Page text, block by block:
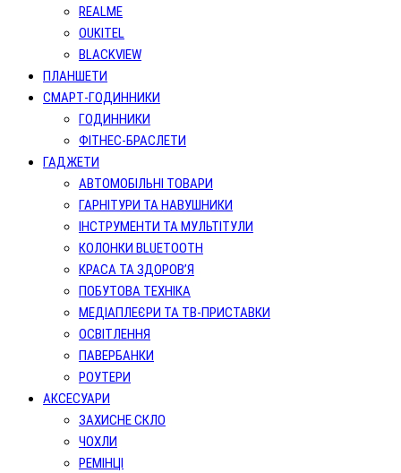
REALME
OUKITEL
BLACKVIEW
ПЛАНШЕТИ
СМАРТ-ГОДИННИКИ
ГОДИННИКИ
ФІТНЕС-БРАСЛЕТИ
ГАДЖЕТИ
АВТОМОБІЛЬНІ ТОВАРИ
ГАРНІТУРИ ТА НАВУШНИКИ
ІНСТРУМЕНТИ ТА МУЛЬТІТУЛИ
КОЛОНКИ BLUETOOTH
КРАСА ТА ЗДОРОВ’Я
ПОБУТОВА ТЕХНІКА
МЕДІАПЛЕЄРИ ТА ТВ-ПРИСТАВКИ
ОСВІТЛЕННЯ
ПАВЕРБАНКИ
РОУТЕРИ
АКСЕСУАРИ
ЗАХИСНЕ СКЛО
ЧОХЛИ
РЕМІНЦІ